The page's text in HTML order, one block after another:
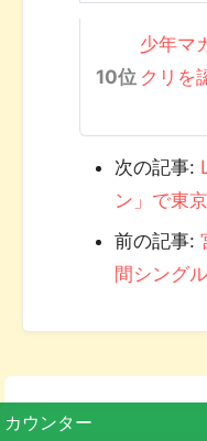
少年マ
クリを
次の記事:
ン」で東
前の記事:
間シング
カウンター